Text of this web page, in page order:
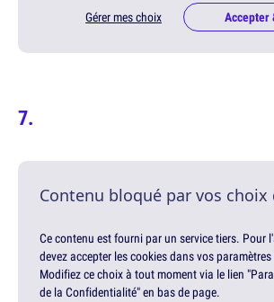
Gérer mes choix Accepter
Contenu bloqué par vos choix
Ce contenu est fourni par un service tiers. Pour
devez accepter les cookies dans vos
Modifiez ce choix à tout moment via le lien
de la Confidentialité" en bas de page.